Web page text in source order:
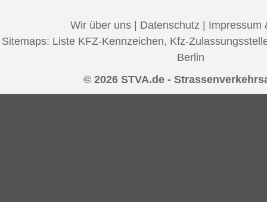
Wir über uns | Datenschutz | Impressum
Sitemaps: Liste KFZ-Kennzeichen, Kfz-
Berlin
© 2026 STVA.de -